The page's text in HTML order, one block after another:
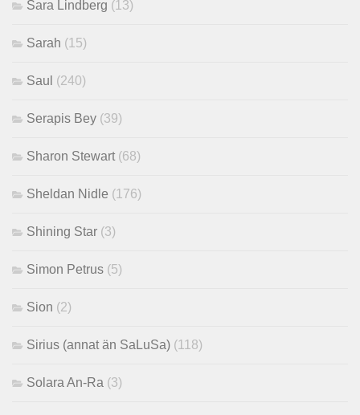
Sara Lindberg (13)
Sarah (15)
Saul (240)
Serapis Bey (39)
Sharon Stewart (68)
Sheldan Nidle (176)
Shining Star (3)
Simon Petrus (5)
Sion (2)
Sirius (annat än SaLuSa) (118)
Solara An-Ra (3)